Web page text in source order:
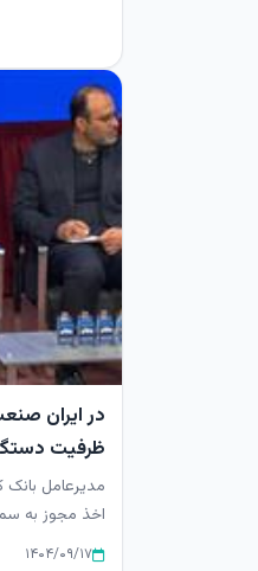
در ایران
ظرفیت
کنند
مدیرعامل بانک
اخذ مجوز به
آوردیم و جلوی...
۱۴۰۴/۰۹/۱۷